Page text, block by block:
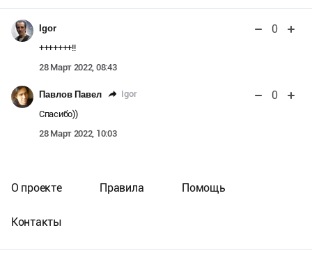
Igor 0
+++++++!!
28 Март 2022, 08:43
Павлов Павел Igor 0
Спасибо))
28 Март 2022, 10:03
О проекте Правила Помощь
Контакты